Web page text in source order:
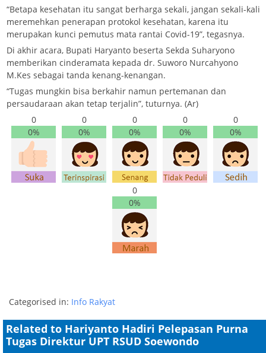
“Betapa kesehatan itu sangat berharga sekali, jangan sekali-kali
meremehkan penerapan protokol kesehatan, karena itu
merupakan kunci pemutus mata rantai Covid-19”, tegasnya.
Di akhir acara, Bupati Haryanto beserta Sekda Suharyono
memberikan cinderamata kepada dr. Suworo Nurcahyono
M.Kes sebagai tanda kenang-kenangan.
“Tugas mungkin bisa berkahir namun pertemanan dan
persaudaraan akan tetap terjalin”, tuturnya. (Ar)
0
0%
0
0%
0
0%
0
0%
0
0%
0
0%
Categorised in: Info Rakyat
Related to Hariyanto Hadiri Pelepasan Purna
Tugas Direktur UPT RSUD Soewondo